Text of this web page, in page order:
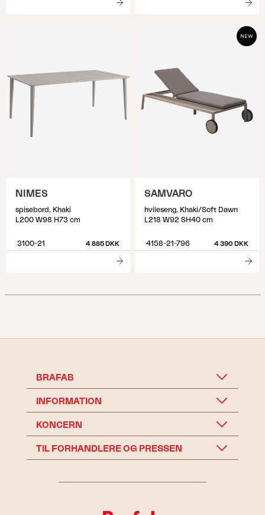
NIMES
spisebord, Khaki
L200 W98 H73 cm
3100-21 4 885 DKK
SAMVARO
hvileseng, Khaki/Soft Dawn
L218 W92 SH40 cm
4158-21-796 4 390 DKK
BRAFAB
INFORMATION
KONCERN
TIL FORHANDLERE OG PRESSEN